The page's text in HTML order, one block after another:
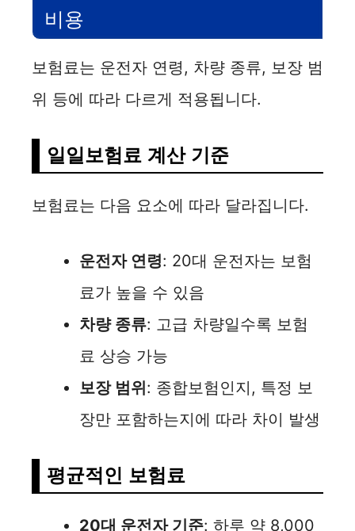
비용
보험료는 운전자 연령, 차량 종류, 보장 범
위 등에 따라 다르게 적용됩니다.
일일보험료 계산 기준
보험료는 다음 요소에 따라 달라집니다.
운전자 연령: 20대 운전자는 보험
료가 높을 수 있음
차량 종류: 고급 차량일수록 보험
료 상승 가능
보장 범위: 종합보험인지, 특정 보
장만 포함하는지에 따라 차이 발생
평균적인 보험료
20대 운전자 기준: 하루 약 8,000